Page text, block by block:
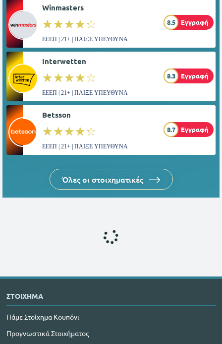
Winmasters
☆☆☆☆☆
★★★★★ 8.5 Εγγραφή
ΕΕΕΠ | 21+ | ΠΑΙΞΕ ΥΠΕΥΘΥΝΑ
Interwetten
☆☆☆☆☆
★★★★★ 8.3 Εγγραφή
ΕΕΕΠ | 21+ | ΠΑΙΞΕ ΥΠΕΥΘΥΝΑ
Betsson
☆☆☆☆☆
★★★★★ 8.7 Εγγραφή
ΕΕΕΠ | 21+ | ΠΑΙΞΕ ΥΠΕΥΘΥΝΑ
Όλες οι στοιχηματικές
ΣΤΟΙΧΗΜΑ
Πάμε Στοίχημα Κουπόνι
Προγνωστικά Στοιχήματος